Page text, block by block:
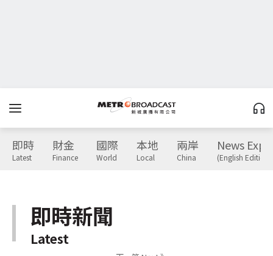
即時
Latest
財金
Finance
國際
World
本地
Local
兩岸
China
News
(English Edition)
即時新聞
Latest